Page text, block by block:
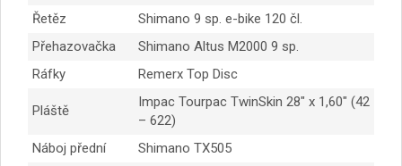
Řetěz
Shimano 9 sp. e-bike 120 čl.
Přehazovačka
Shimano Altus M2000 9 sp.
Ráfky
Remerx Top Disc
Pláště
Impac Tourpac TwinSkin 28″ x 1,60″ (42
– 622)
Náboj přední
Shimano TX505